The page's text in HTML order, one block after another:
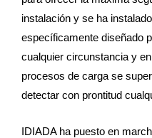
instalación y se ha
específicamente diseñado
cualquier circunstancia y
procesos de carga se
detectar con prontitud
IDIADA ha puesto en